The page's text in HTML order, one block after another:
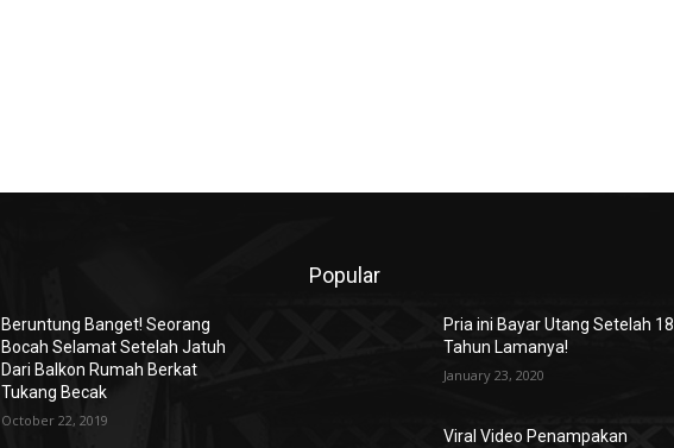
Beruntung Banget! Seorang
Bocah Selamat Setelah Jatuh
Dari Balkon Rumah Berkat
Tukang Becak
October 22, 2019
Popular
Pria ini Bayar Utang Setelah 18
Tahun Lamanya!
January 23, 2020
Viral Video Penampakan